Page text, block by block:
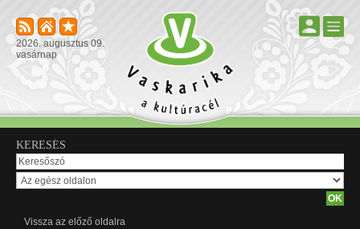
2026. augusztus 09.
vasárnap
KERESÉS
Vissza az előző oldalra